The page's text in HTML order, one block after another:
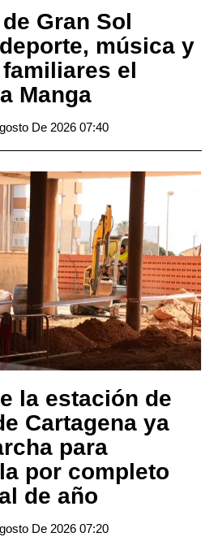
Gran Sol
música y
el
Manga
De 2026 07:40
la estación de
Cartagena ya
para
por completo
de año
De 2026 07:20